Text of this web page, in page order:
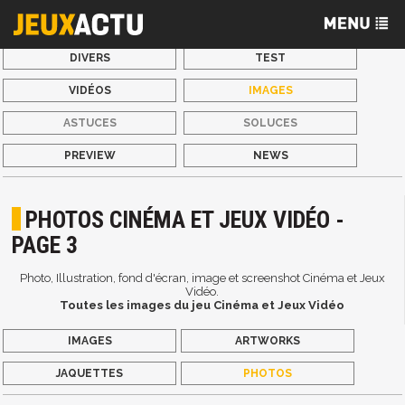
DIVERS TEST
VIDÉOS IMAGES
ASTUCES SOLUCES
PREVIEW NEWS
PHOTOS CINÉMA ET JEUX VIDÉO -
PAGE 3
Photo, Illustration, fond d'écran, image et screenshot Cinéma et Jeux
Vidéo.
Toutes les images du jeu Cinéma et Jeux Vidéo
IMAGES ARTWORKS
JAQUETTES PHOTOS